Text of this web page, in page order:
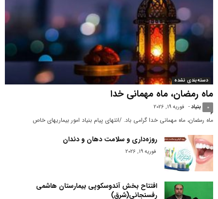
دسته‌بندی نشده
ماه رمضان، ماه مهمانی خدا
بنیاد- فوریه 19, 2026 0
ماه رمضان، ماه مهمانی خدا گرامی باد. /انتهای پیام بنیاد امور بیماریهای خاص
روزه‌داری و سلامت دهان و دندان
فوریه 19, 2026
افتتاح بخش آندوسکوپی بیمارستان هاشمی
رفسنجانی(شرق)